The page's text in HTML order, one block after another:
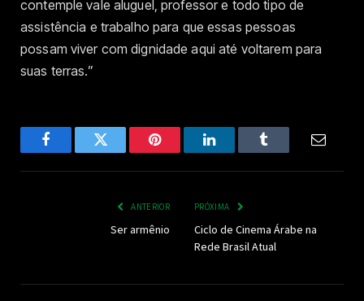
contemple vale aluguel, professor e todo tipo de
assistência e trabalho para que essas pessoas
possam viver com dignidade aqui até voltarem para
suas terras.”
FacebookTwitter Pinterest LinkedInTumblr Email
ANTERIOR
Ser armênio
PRÓXIMA
Ciclo de Cinema Árabe na
Rede Brasil Atual